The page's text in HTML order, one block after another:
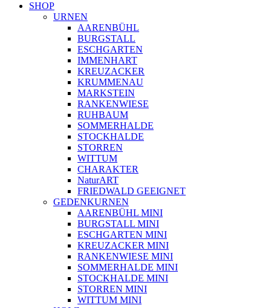
SHOP
URNEN
AARENBÜHL
BURGSTALL
ESCHGARTEN
IMMENHART
KREUZACKER
KRUMMENAU
MARKSTEIN
RANKENWIESE
RUHBAUM
SOMMERHALDE
STOCKHALDE
STORREN
WITTUM
CHARAKTER
NaturART
FRIEDWALD GEEIGNET
GEDENKURNEN
AARENBÜHL MINI
BURGSTALL MINI
ESCHGARTEN MINI
KREUZACKER MINI
RANKENWIESE MINI
SOMMERHALDE MINI
STOCKHALDE MINI
STORREN MINI
WITTUM MINI